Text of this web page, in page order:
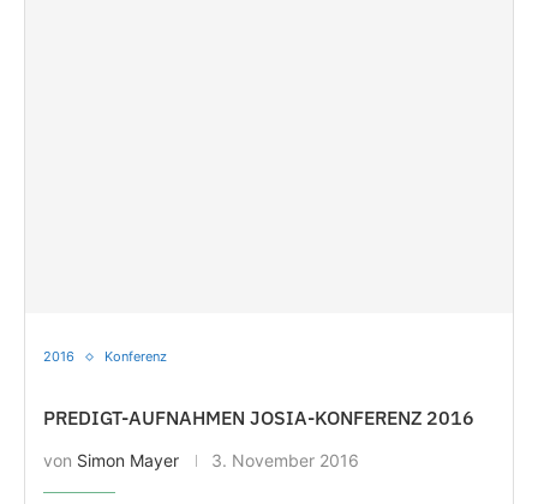
2016 Konferenz
PREDIGT-AUFNAHMEN JOSIA-KONFERENZ 2016
von Simon Mayer 3. November 2016